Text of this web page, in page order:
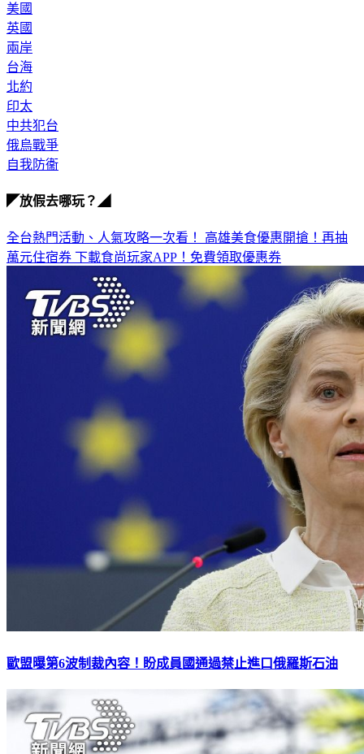
美國
英國
兩岸
台海
北約
印太
中共犯台
俄烏戰爭
自我防衞
◤放假去哪玩？◢
全台熱門活動、人氣攻略一次看！ 高雄美食優惠開搶！再抽
萬元住宿券 下載食尚玩家APP！免費領取優惠券
歐盟曝第6波制裁內容！盼成員國通過禁止進口俄羅斯石油